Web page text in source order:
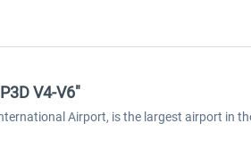
V4-V6"
Airport, is the largest airport in